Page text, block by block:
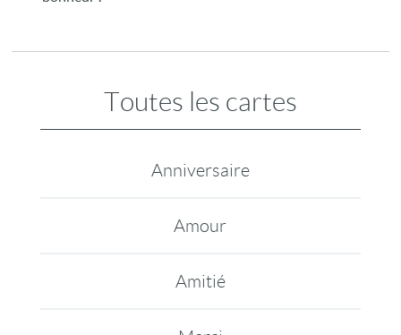
Toutes les cartes
Anniversaire
Amour
Amitié